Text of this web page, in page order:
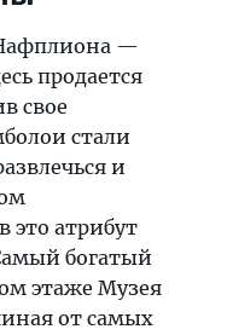
—
продается
свое
стали
и
это атрибут
богатый
этаже Музея
от самых